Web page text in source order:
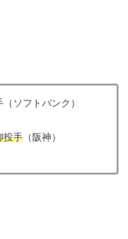
ソフトバンク）
投手 （阪神）